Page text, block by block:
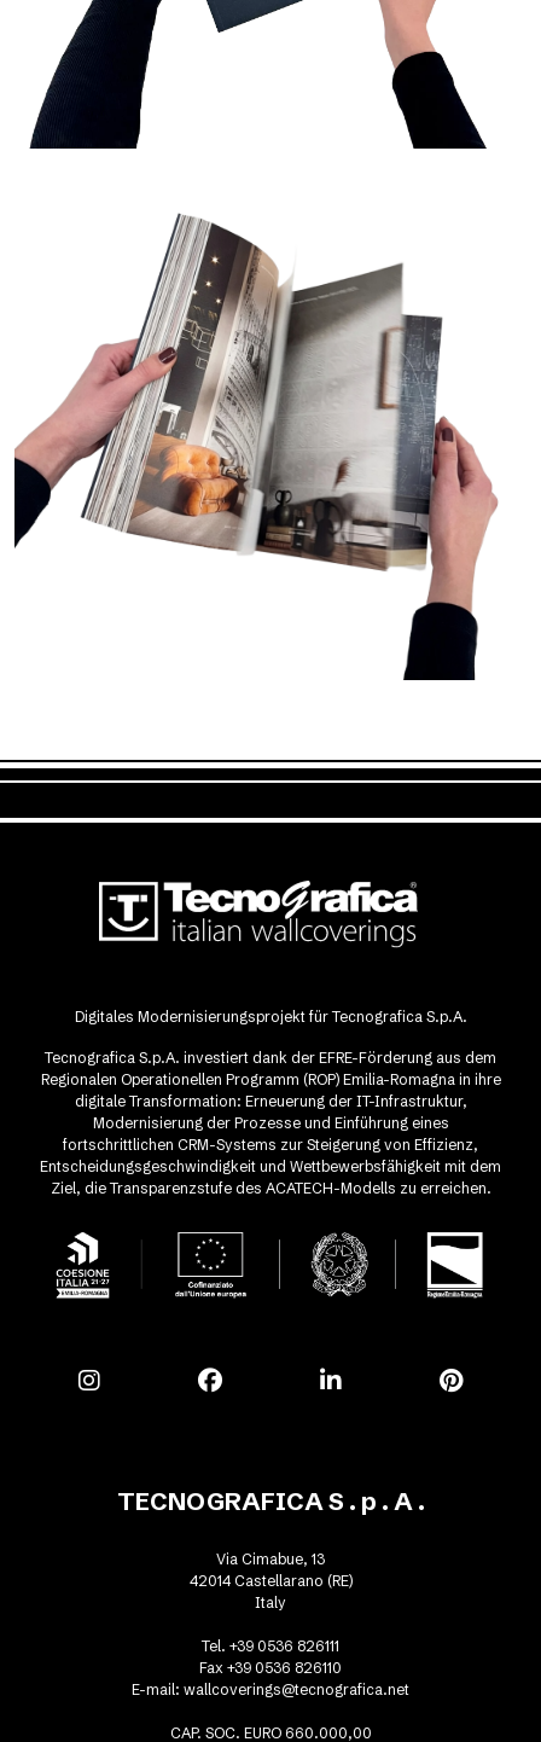
Digitales Modernisierungsprojekt für Tecnografica S.p.A.
Tecnografica S.p.A. investiert dank der EFRE-Förderung aus dem
Regionalen Operationellen Programm (ROP) Emilia-Romagna in ihre
digitale Transformation: Erneuerung der IT-Infrastruktur,
Modernisierung der Prozesse und Einführung eines
fortschrittlichen CRM-Systems zur Steigerung von Effizienz,
Entscheidungsgeschwindigkeit und Wettbewerbsfähigkeit mit dem
Ziel, die Transparenzstufe des ACATECH-Modells zu erreichen.
TECNOGRAFICA S . p . A .
Via Cimabue, 13
42014 Castellarano (RE)
Italy
Tel. +39 0536 826111
Fax +39 0536 826110
E-mail: wallcoverings@tecnografica.net
CAP. SOC. EURO 660.000,00